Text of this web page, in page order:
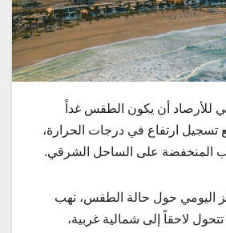
للأرصاد أن يكون الطقس غداً
تسجيل ارتفاع في درجات الحرارة،
المنخفضة على الساحل الشرقي.
اليومي حول حالة الطقس، تهب
لاحقاً إلى شمالية غربية،